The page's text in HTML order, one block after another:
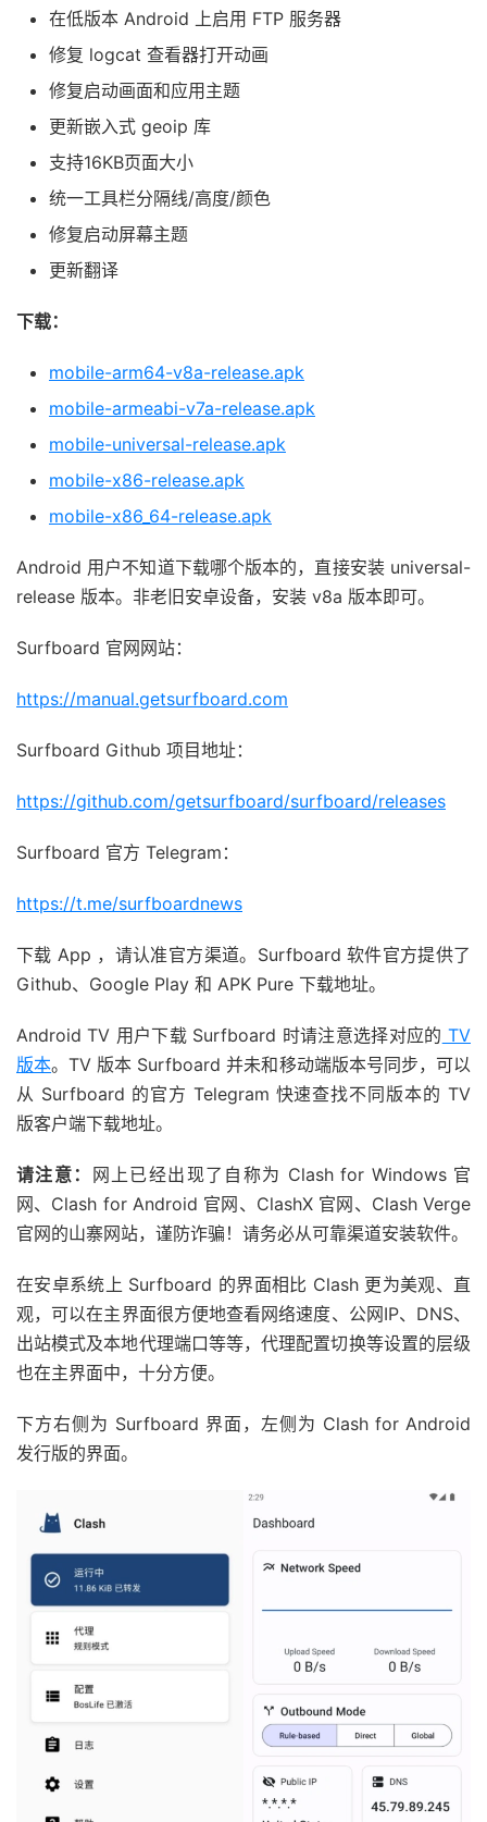
在低版本 Android 上启用 FTP 服务器
修复 logcat 查看器打开动画
修复启动画面和应用主题
更新嵌入式 geoip 库
支持16KB页面大小
统一工具栏分隔线/高度/颜色
修复启动屏幕主题
更新翻译
下载：
mobile-arm64-v8a-release.apk
mobile-armeabi-v7a-release.apk
mobile-universal-release.apk
mobile-x86-release.apk
mobile-x86_64-release.apk
Android 用户不知道下载哪个版本的，直接安装 universal-
release 版本。非老旧安卓设备，安装 v8a 版本即可。
Surfboard 官网网站：
https://manual.getsurfboard.com
Surfboard Github 项目地址：
https://github.com/getsurfboard/surfboard/releases
Surfboard 官方 Telegram：
https://t.me/surfboardnews
下载 App ，请认准官方渠道。Surfboard 软件官方提供了
Github、Google Play 和 APK Pure 下载地址。
Android TV 用户下载 Surfboard 时请注意选择对应的 TV
版本。TV 版本 Surfboard 并未和移动端版本号同步，可以
从 Surfboard 的官方 Telegram 快速查找不同版本的 TV
版客户端下载地址。
请注意：
网上已经出现了自称为 Clash for Windows 官
网、Clash for Android 官网、ClashX 官网、Clash Verge
官网的山寨网站，谨防诈骗！请务必从可靠渠道安装软件。
在安卓系统上 Surfboard 的界面相比 Clash 更为美观、直
观，可以在主界面很方便地查看网络速度、公网IP、DNS、
出站模式及本地代理端口等等，代理配置切换等设置的层级
也在主界面中，十分方便。
下方右侧为 Surfboard 界面，左侧为 Clash for Android
发行版的界面。